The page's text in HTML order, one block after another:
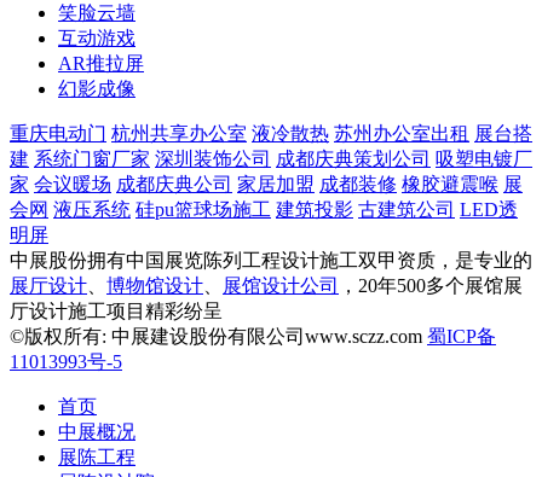
笑脸云墙
互动游戏
AR推拉屏
幻影成像
重庆电动门 杭州共享办公室 液冷散热 苏州办公室出租 展台搭
建 系统门窗厂家 深圳装饰公司 成都庆典策划公司 吸塑电镀厂
家 会议暖场 成都庆典公司 家居加盟 成都装修 橡胶避震喉 展
会网 液压系统 硅pu篮球场施工 建筑投影 古建筑公司 LED透
明屏
中展股份拥有中国展览陈列工程设计施工双甲资质，是专业的
展厅设计
博物馆设计 展馆设计公司
，20年500多个展馆展
厅设计施工项目精彩纷呈
©版权所有: 中展建设股份有限公司www.sczz.com 蜀ICP备
11013993号-5
首页
中展概况
展陈工程